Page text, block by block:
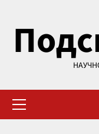
содержимому
меню